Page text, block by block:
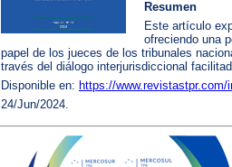
Resumen
Este artículo
ofreciendo una
papel de los jueces de los tribunales
través del diálogo interjurisdiccional
Disponible en: https://
24/Jun/2024.